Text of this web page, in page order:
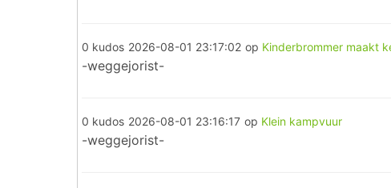
0 kudos 2026-08-01 23:17:02 op Kinderbrommer maakt
-weggejorist-
0 kudos 2026-08-01 23:16:17 op Klein kampvuur
-weggejorist-